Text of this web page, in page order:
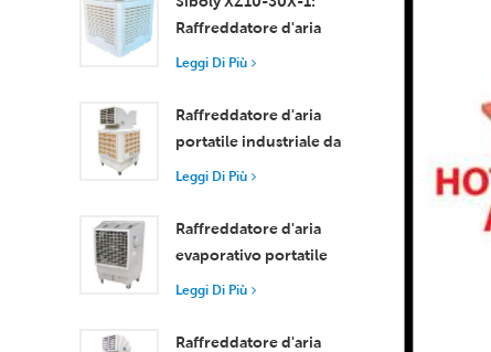
efficiente per stanze di
dimensioni
Raffreddatore d'aria
evaporativo industriale
Leggi Di Più
Raffreddatore d'aria
portatile industriale da
18000 m³/h con
raffreddamento di
grandi spazi
Leggi Di Più
Raffreddatore d'aria
evaporativo portatile
ad alta efficienza da
telecomando
Leggi Di Più
Raffreddatore d'aria